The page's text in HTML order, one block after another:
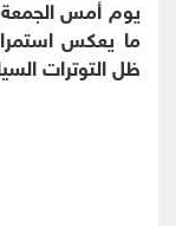
ما يعكس
ظل التوترات